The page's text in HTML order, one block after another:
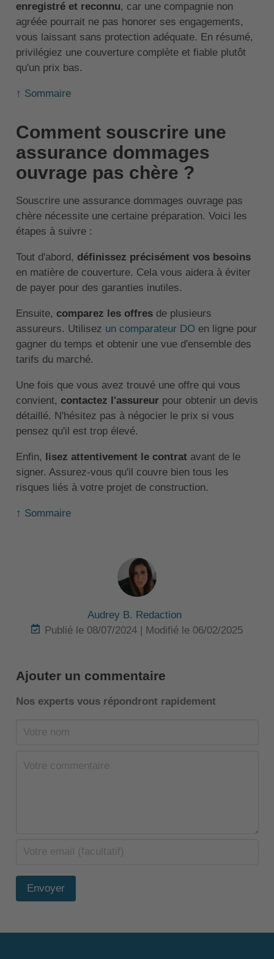
enregistré et reconnu, car une compagnie non
agréée pourrait ne pas honorer ses engagements,
vous laissant sans protection adéquate. En résumé,
privilégiez une couverture complète et fiable plutôt
qu'un prix bas.
↑ Sommaire
Comment souscrire une
assurance dommages
ouvrage pas chère ?
Souscrire une assurance dommages ouvrage pas
chère nécessite une certaine préparation. Voici les
étapes à suivre :
Tout d'abord, définissez précisément vos besoins
en matière de couverture. Cela vous aidera à éviter
de payer pour des garanties inutiles.
Ensuite, comparez les offresde plusieurs
assureurs. Utilisez un comparateur DOen ligne pour
gagner du temps et obtenir une vue d'ensemble des
tarifs du marché.
Une fois que vous avez trouvé une offre qui vous
convient, contactez l'assureurpour obtenir un devis
détaillé. N'hésitez pas à négocier le prix si vous
pensez qu'il est trop élevé.
Enfin, lisez attentivement le contratavant de le
signer. Assurez-vous qu'il couvre bien tous les
risques liés à votre projet de construction.
↑ Sommaire
Audrey B. Redaction
Publié le 08/07/2024 | Modifié le 06/02/2025
Ajouter un commentaire
Nos experts vous répondront rapidement
Envoyer